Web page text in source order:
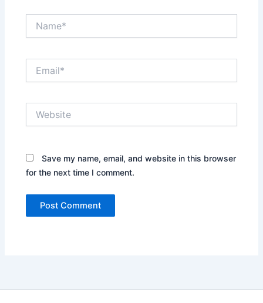
Save my name, email, and website in this browser
for the next time I comment.